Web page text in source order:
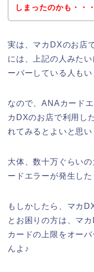
しまったのかも・・・
実は、マカDXのお店
には、上記の人みた
ーバーしている人もい
なので、ANAカード
カDXのお店で利用し
れてみるとよいと思い
大体、数十万ぐらい
ードエラーが発生した
もしかしたら、マカ
とお困りの方は、マ
カードの上限をオー
んよ♪